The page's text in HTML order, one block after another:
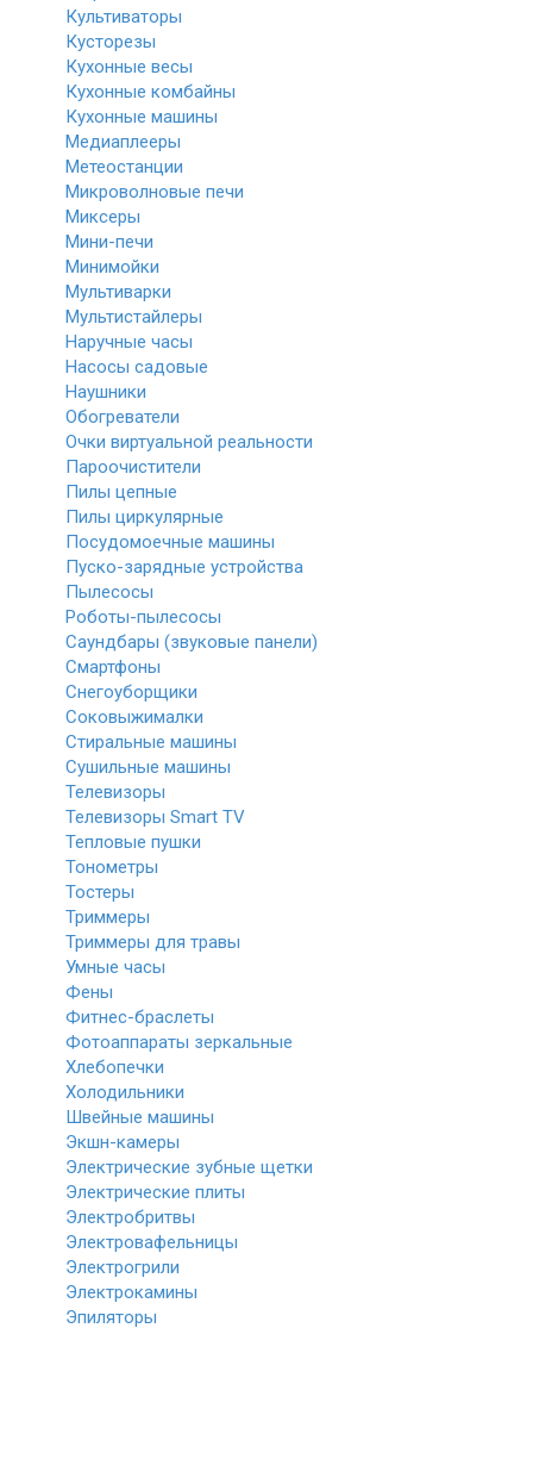
Культиваторы
Кусторезы
Кухонные весы
Кухонные комбайны
Кухонные машины
Медиаплееры
Метеостанции
Микроволновые печи
Миксеры
Мини-печи
Минимойки
Мультиварки
Мультистайлеры
Наручные часы
Насосы садовые
Наушники
Обогреватели
Очки виртуальной реальности
Пароочистители
Пилы цепные
Пилы циркулярные
Посудомоечные машины
Пуско-зарядные устройства
Пылесосы
Роботы-пылесосы
Саундбары (звуковые панели)
Смартфоны
Снегоуборщики
Соковыжималки
Стиральные машины
Сушильные машины
Телевизоры
Телевизоры Smart TV
Тепловые пушки
Тонометры
Тостеры
Триммеры
Триммеры для травы
Умные часы
Фены
Фитнес-браслеты
Фотоаппараты зеркальные
Хлебопечки
Холодильники
Швейные машины
Экшн-камеры
Электрические зубные щетки
Электрические плиты
Электробритвы
Электровафельницы
Электрогрили
Электрокамины
Эпиляторы